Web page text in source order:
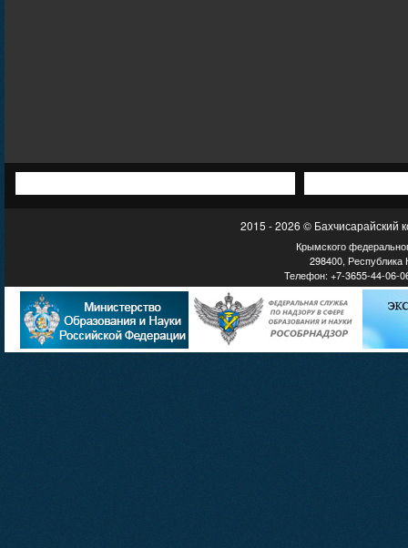
2015 - 2026 © Бахчисарайский
Крымского
298400, Республика
Телефон: +7-3655-44-06-